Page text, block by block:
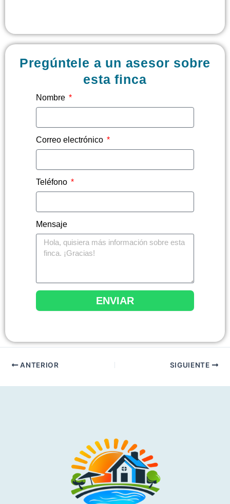
Pregúntele a un asesor sobre
esta finca
Nombre
Correo electrónico
Teléfono
Mensaje
ENVIAR
ANTERIOR SIGUIENTE